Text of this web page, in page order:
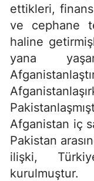
ettikleri, finans
ve cephane
haline
yana
Afganistan iç
Pakistan
ilişki,
kurulmuştur.